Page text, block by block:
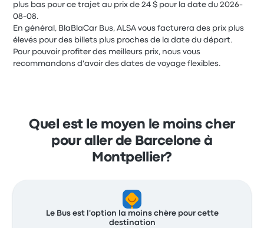
plus bas pour ce trajet au prix de 24 $ pour la date du 2026-
08-08.
En général, BlaBlaCar Bus, ALSA vous facturera des prix plus
élevés pour des billets plus proches de la date du départ.
Pour pouvoir profiter des meilleurs prix, nous vous
recommandons d'avoir des dates de voyage flexibles.
Quel est le moyen le moins cher
pour aller de Barcelone à
Montpellier?
Le Bus est l'option la moins chère pour cette
destination